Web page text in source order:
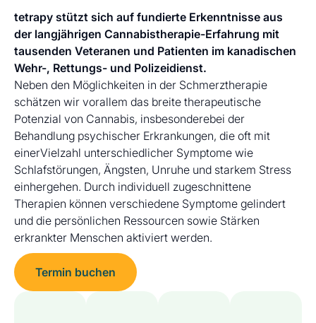
tetrapy stützt sich auf fundierte Erkenntnisse aus
der langjährigen Cannabistherapie-Erfahrung mit
tausenden Veteranen und Patienten im kanadischen
Wehr-, Rettungs- und Polizeidienst.
Neben den Möglichkeiten in der Schmerztherapie
schätzen wir vorallem das breite therapeutische
Potenzial von Cannabis, insbesonderebei der
Behandlung psychischer Erkrankungen, die oft mit
einerVielzahl unterschiedlicher Symptome wie
Schlafstörungen, Ängsten, Unruhe und starkem Stress
einhergehen. Durch individuell zugeschnittene
Therapien können verschiedene Symptome gelindert
und die persönlichen Ressourcen sowie Stärken
erkrankter Menschen aktiviert werden.
Termin buchen